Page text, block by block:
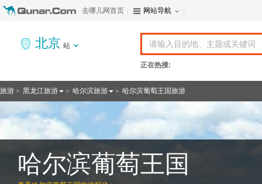
去哪儿网首页 网站导航
北京 站
正在热搜:
旅游 > 黑龙江旅游 > 哈尔滨旅游 > 哈尔滨葡萄王国旅游
哈尔滨葡萄王国